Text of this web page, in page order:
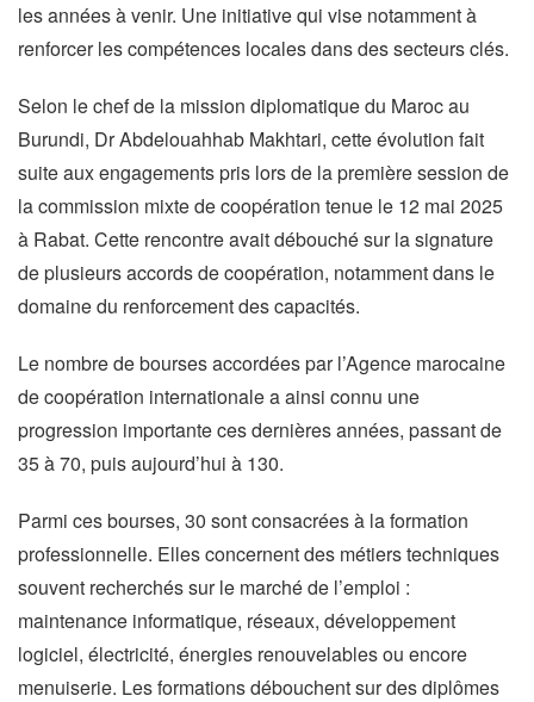
les années à venir. Une initiative qui vise notamment à
renforcer les compétences locales dans des secteurs clés.
Selon le chef de la mission diplomatique du Maroc au
Burundi, Dr Abdelouahhab Makhtari, cette évolution fait
suite aux engagements pris lors de la première session de
la commission mixte de coopération tenue le 12 mai 2025
à Rabat. Cette rencontre avait débouché sur la signature
de plusieurs accords de coopération, notamment dans le
domaine du renforcement des capacités.
Le nombre de bourses accordées par l’Agence marocaine
de coopération internationale a ainsi connu une
progression importante ces dernières années, passant de
35 à 70, puis aujourd’hui à 130.
Parmi ces bourses, 30 sont consacrées à la formation
professionnelle. Elles concernent des métiers techniques
souvent recherchés sur le marché de l’emploi :
maintenance informatique, réseaux, développement
logiciel, électricité, énergies renouvelables ou encore
menuiserie. Les formations débouchent sur des diplômes